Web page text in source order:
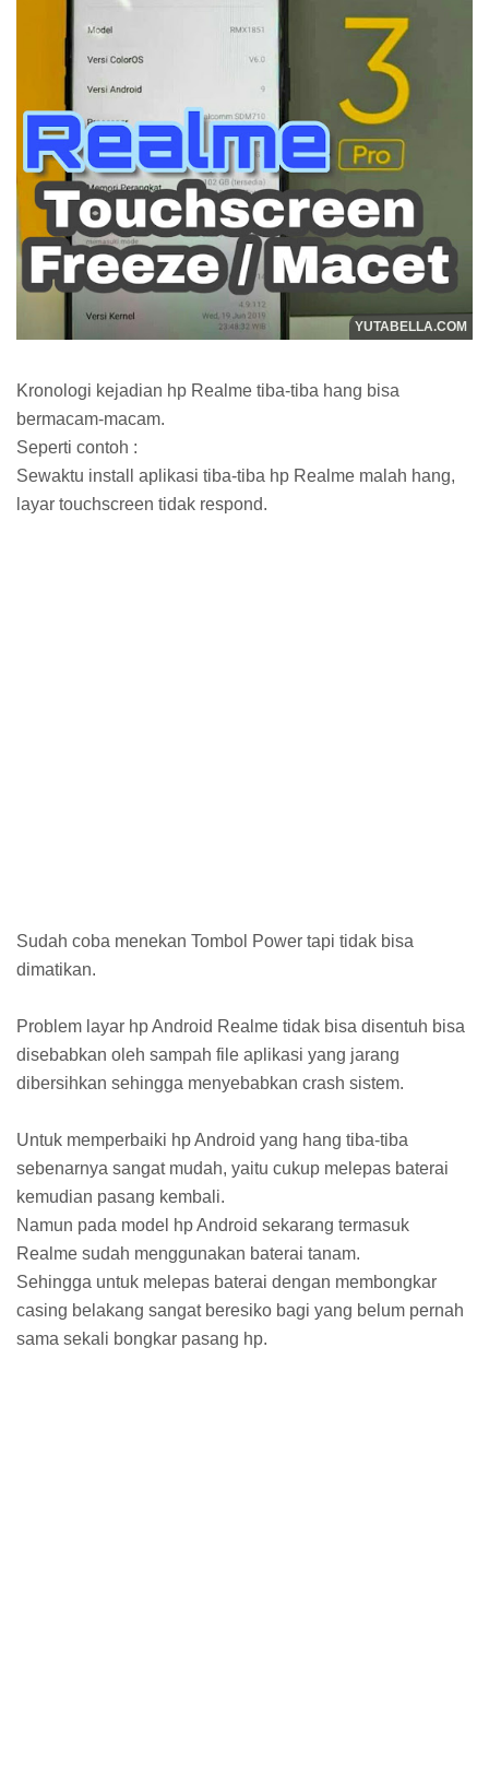
Kronologi kejadian hp Realme tiba-tiba hang bisa
bermacam-macam.
Seperti contoh :
Sewaktu install aplikasi tiba-tiba hp Realme malah hang,
layar touchscreen tidak respond.
Sudah coba menekan Tombol Power tapi tidak bisa
dimatikan.
Problem layar hp Android Realme tidak bisa disentuh bisa
disebabkan oleh sampah file aplikasi yang jarang
dibersihkan sehingga menyebabkan crash sistem.
Untuk memperbaiki hp Android yang hang tiba-tiba
sebenarnya sangat mudah, yaitu cukup melepas baterai
kemudian pasang kembali.
Namun pada model hp Android sekarang termasuk
Realme sudah menggunakan baterai tanam.
Sehingga untuk melepas baterai dengan membongkar
casing belakang sangat beresiko bagi yang belum pernah
sama sekali bongkar pasang hp.